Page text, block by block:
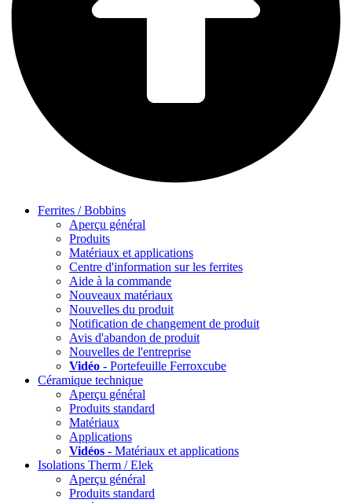
Ferrites / Bobbins
Aperçu général
Produits
Matériaux et applications
Centre d'information sur les ferrites
Aide à la commande
Nouveaux matériaux
Nouvelles du produit
Notification de changement de produit
Avis d'abandon de produit
Nouvelles de l'entreprise
Vidéo - Portefeuille Ferroxcube
Céramique technique
Aperçu général
Produits standard
Matériaux
Applications
Vidéos - Matériaux et applications
Isolations Therm / Elek
Aperçu général
Produits standard